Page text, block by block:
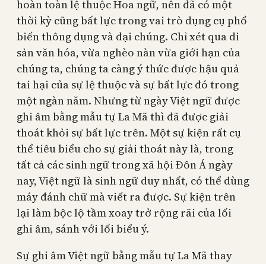
hoàn toàn lệ thuộc Hoa ngữ, nên đã có một
thời kỳ cũng bất lực trong vai trò dụng cụ phổ
biến thông dụng và đại chúng. Chỉ xét qua di
sản văn hóa, vừa nghèo nàn vừa giới hạn của
chúng ta, chúng ta càng ý thức được hậu quả
tai hại của sự lệ thuộc và sự bất lực đó trong
một ngàn năm. Nhưng từ ngày Việt ngữ được
ghi âm bằng mẫu tự La Mã thì đã được giải
thoát khỏi sự bất lực trên. Một sự kiện rất cụ
thể tiêu biểu cho sự giải thoát này là, trong
tất cả các sinh ngữ trong xã hội Đôn Á ngày
nay, Việt ngữ là sinh ngữ duy nhất, có thể dùng
máy đánh chữ mà viết ra được. Sự kiện trên
lại làm bộc lộ tầm xoay trở rộng rãi của lối
ghi âm, sánh với lối biểu ý.
Sự ghi âm Việt ngữ bằng mẫu tự La Mã thay